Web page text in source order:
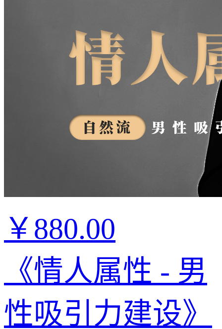
￥880.00
《情人属性 - 男
性吸引力建设》